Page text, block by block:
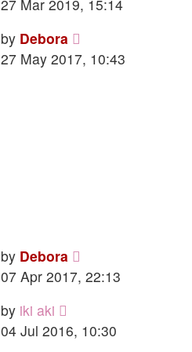
27 Mar 2019, 15:14
by Debora
27 May 2017, 10:43
by Debora
07 Apr 2017, 22:13
by iki aki
04 Jul 2016, 10:30